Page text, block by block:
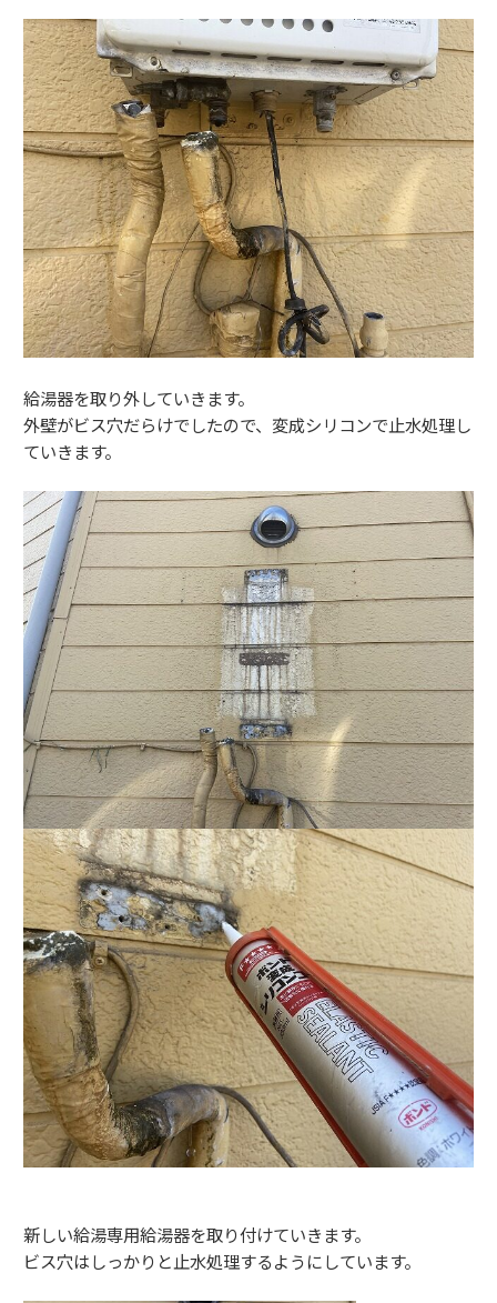
給湯器を取り外していきます。
外壁がビス穴だらけでしたので、変成シリコンで止水処理し
ていきます。
新しい給湯専用給湯器を取り付けていきます。
ビス穴はしっかりと止水処理するようにしています。